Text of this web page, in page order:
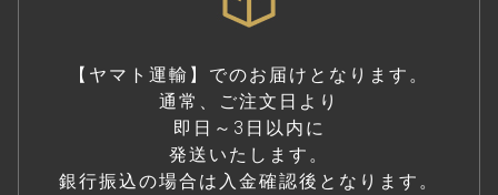
【ヤマト運輸】でのお届けとなります。
通常、ご注文日より
即日～3日以内に
発送いたします。
銀行振込の場合は入金確認後となります。